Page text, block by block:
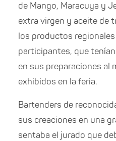
de Mango, Maracuya y
extra virgen y aceite de
los productos
participantes, que
en sus preparaciones al
exhibidos en la feria.
Bartenders de
sus creaciones en una
sentaba el jurado que